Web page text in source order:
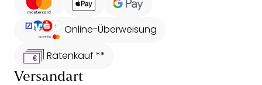
Online-Überweisung
Ratenkauf **
Versandart